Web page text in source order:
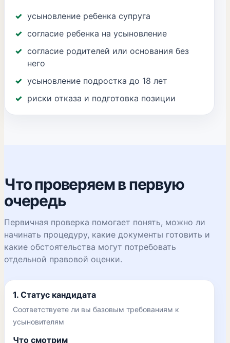
усыновление ребенка супруга
согласие ребенка на усыновление
согласие родителей или основания без
него
усыновление подростка до 18 лет
риски отказа и подготовка позиции
Что проверяем в первую
очередь
Первичная проверка помогает понять, можно ли
начинать процедуру, какие документы готовить и
какие обстоятельства могут потребовать
отдельной правовой оценки.
1. Статус кандидата
Соответствуете ли вы базовым требованиям к
усыновителям
Что смотрим